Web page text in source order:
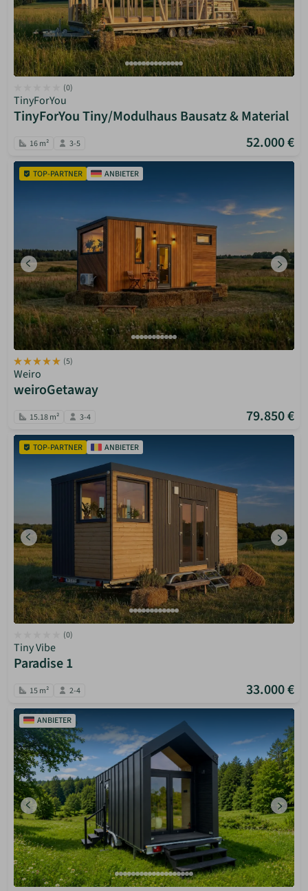
(0)
TinyForYou
TinyForYou Tiny/Modulhaus Bausatz & Material
16 m² 3-5 52.000 €
TOP-PARTNER ANBIETER
(5)
Weiro
weiroGetaway
15.18 m² 3-4 79.850 €
TOP-PARTNER ANBIETER
(0)
Tiny Vibe
Paradise 1
15 m² 2-4 33.000 €
ANBIETER